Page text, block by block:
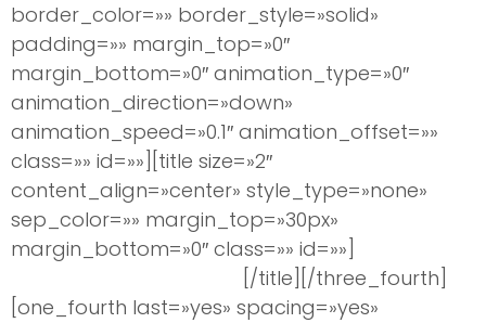
border_color=»» border_style=»solid»
padding=»» margin_top=»0″
margin_bottom=»0″ animation_type=»0″
animation_direction=»down»
animation_speed=»0.1″ animation_offset=»»
class=»» id=»»][title size=»2″
content_align=»center» style_type=»none»
sep_color=»» margin_top=»30px»
margin_bottom=»0″ class=»» id=»»]
[/title][/three_fourth]
[one_fourth last=»yes» spacing=»yes»